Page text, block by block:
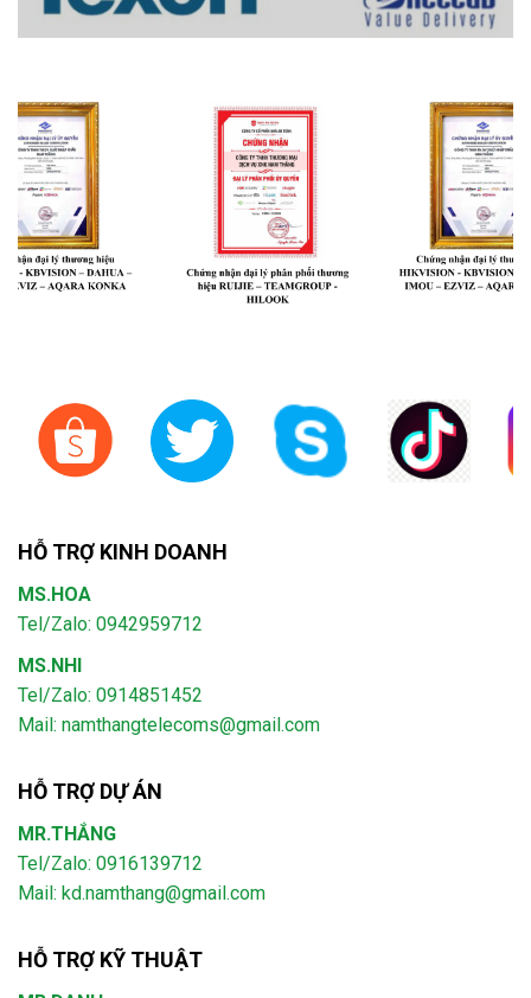
HỖ TRỢ KINH DOANH
MS.HOA
Tel/Zalo: 0942959712
MS.NHI
Tel/Zalo: 0914851452
Mail: namthangtelecoms@gmail.com
HỖ TRỢ DỰ ÁN
MR.THẮNG
Tel/Zalo: 0916139712
Mail: kd.namthang@gmail.com
HỖ TRỢ KỸ THUẬT